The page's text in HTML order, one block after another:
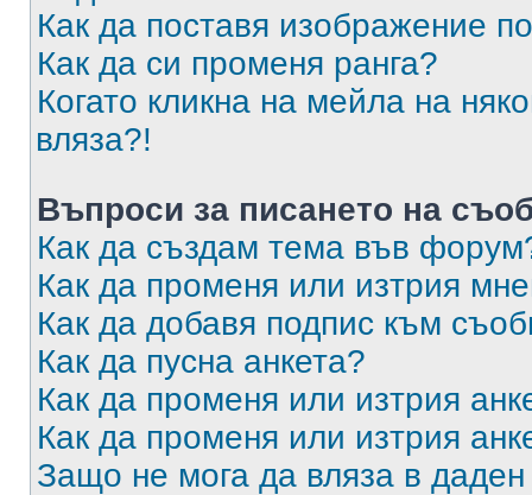
Как да поставя изображение
Как да си променя ранга?
Когато кликна на мейла на
вляза?!
Въпроси за писането на
Как да създам тема във
Как да променя или изтрия
Как да добавя подпис към
Как да пусна анкета?
Как да променя или изтрия
Как да променя или изтрия
Защо не мога да вляза в